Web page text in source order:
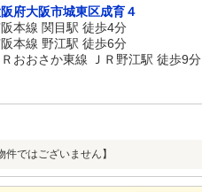
府大阪市城東区成育４
本線 関目駅 徒歩4分
本線 野江駅 徒歩6分
Ｒおおさか東線 ＪＲ野江駅 徒歩9分
件ではございません】